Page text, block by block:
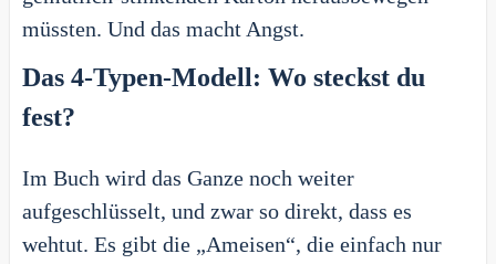
müssten. Und das macht Angst.
Das 4-Typen-Modell: Wo steckst du
fest?
Im Buch wird das Ganze noch weiter
aufgeschlüsselt, und zwar so direkt, dass es
wehtut. Es gibt die „Ameisen“, die einfach nur